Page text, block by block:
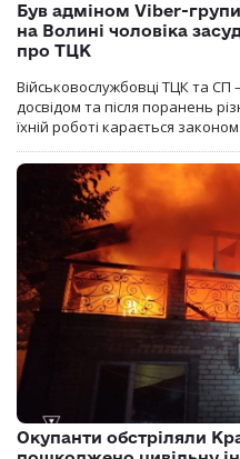
Був адміном Viber-
на Волині чоловіка
про ТЦК
Військовослужбовці ТЦК та
досвідом та після поранень
їхній роботі карається законом.
Окупанти обстріляли